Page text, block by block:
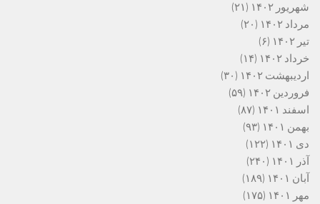
شهریور ۱۴۰۲
(۲۱)
مرداد ۱۴۰۲
(۲۰)
تیر ۱۴۰۲
(۶)
خرداد ۱۴۰۲
(۱۴)
اردیبهشت ۱۴۰۲
(۳۰)
فروردین ۱۴۰۲
(۵۹)
اسفند ۱۴۰۱
(۸۷)
بهمن ۱۴۰۱
(۹۳)
دی ۱۴۰۱
(۱۲۲)
آذر ۱۴۰۱
(۲۴۰)
آبان ۱۴۰۱
(۱۸۹)
مهر ۱۴۰۱
(۱۷۵)